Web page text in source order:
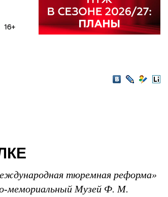
VKontakte
LiveJournal
Мой
тюремная реформа»
мемориальный Музей Ф. М.